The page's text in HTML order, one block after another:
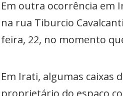
Em outra ocorrência em
na rua Tiburcio
feira, 22, no momento
Em Irati, algumas caixas
proprietário do espaço